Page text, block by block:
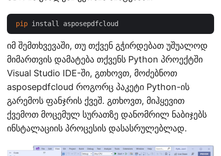
pip
იმ შემთხვევაში, თუ თქვენ გჭირდებათ უშუალოდ
მიმართვის დამატება თქვენს Python პროექტში
Visual Studio IDE-ში, გთხოვთ, მოძებნოთ
asposepdfcloud როგორც პაკეტი Python-ის
გარემოს ფანჯრის ქვეშ. გთხოვთ, მიჰყევით
ქვემოთ მოცემულ სურათზე დანომრილ ნაბიჯებს
ინსტალაციის პროცესის დასასრულებლად.